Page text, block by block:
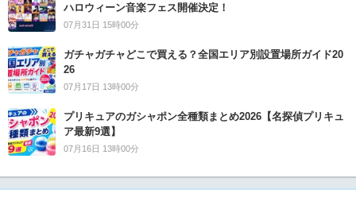
ハロウィーン音楽フェス開催決定！
07月31日 15時00分
ガチャガチャどこで買える？全国エリア別設置場所ガイド20
26
07月17日 13時00分
プリキュアのガシャポン全種類まとめ2026【名探偵プリキュ
ア最新9選】
07月16日 13時00分